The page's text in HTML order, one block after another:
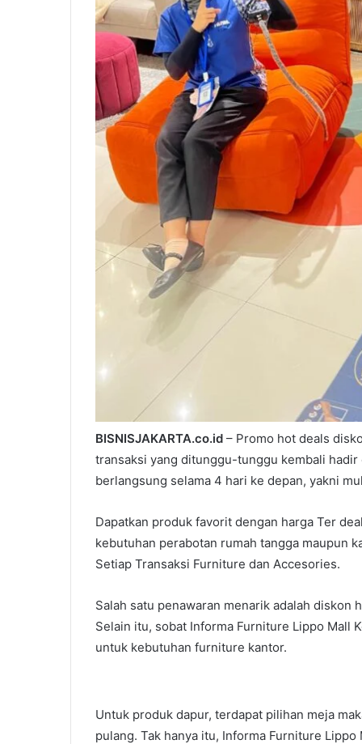
BISNISJAKARTA.co.id – Promo hot deals
transaksi yang ditunggu-tunggu kembali
berlangsung selama 4 hari ke depan, yakni
Dapatkan produk favorit dengan harga Ter
kebutuhan perabotan rumah tangga maupun
Setiap Transaksi Furniture dan Accesories.
Salah satu penawaran menarik adalah
Selain itu, sobat Informa Furniture Lippo Mall
untuk kebutuhan furniture kantor.
Untuk produk dapur, terdapat pilihan meja
pulang. Tak hanya itu, Informa Furniture